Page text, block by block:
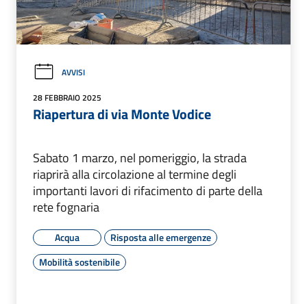
AVVISI
28 FEBBRAIO 2025
Riapertura di via Monte Vodice
Sabato 1 marzo, nel pomeriggio, la strada
riaprirà alla circolazione al termine degli
importanti lavori di rifacimento di parte della
rete fognaria
Acqua
Risposta alle emergenze
Mobilità sostenibile